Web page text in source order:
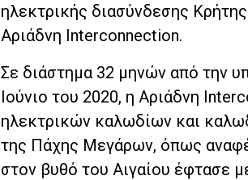
ηλεκτρικής διασύνδεσης
Αριάδνη Interconnection.
Σε διάστημα 32 μηνών από την
Ιούνιο του 2020, η Αριάδνη
ηλεκτρικών καλωδίων και
της Πάχης Μεγάρων, όπως
στον βυθό του Αιγαίου έφτασε